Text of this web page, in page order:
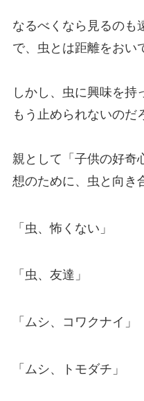
なるべくなら見るのも
で、虫とは距離をおい
しかし、虫に興味を持
もう止められないのだ
親として「子供の好奇
想のために、虫と向き
「虫、怖くない」
「虫、友達」
「ムシ、コワクナイ」
「ムシ、トモダチ」